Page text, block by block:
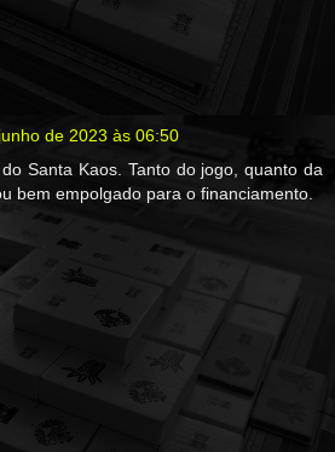
de 2023 às 06:50
Santa Kaos. Tanto do jogo, quanto da
bem empolgado para o financiamento.